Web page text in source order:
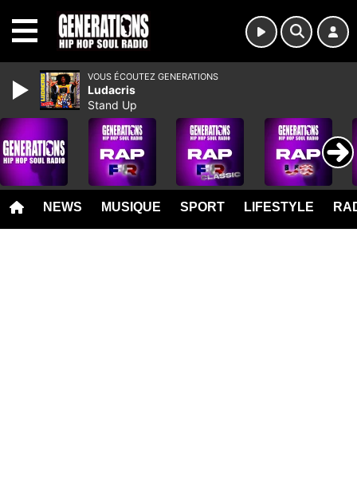
NEWS MUSIQUE SPORT LIFESTYLE
VOUS ÉCOUTEZ GENERATIONS
Ludacris
Stand Up